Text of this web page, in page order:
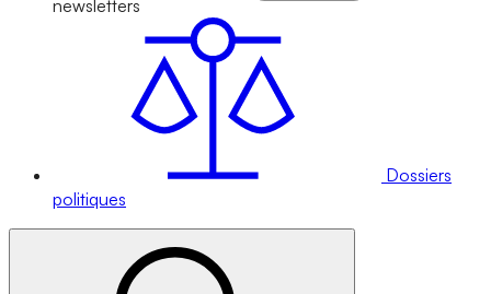
newsletters
Dossiers
politiques